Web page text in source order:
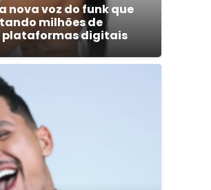
nova voz do funk que
milhões de
plataformas digitais